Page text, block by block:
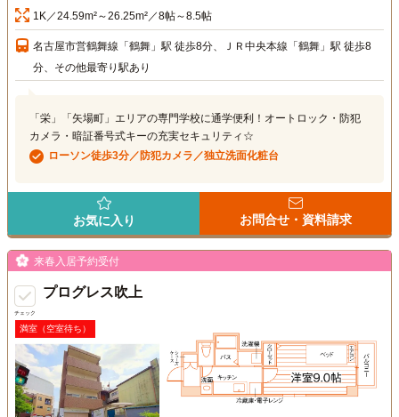
1K／24.59m²～26.25m²／8帖～8.5帖
名古屋市営鶴舞線「鶴舞」駅 徒歩8分、ＪＲ中央本線「鶴舞」駅 徒歩8
分、その他最寄り駅あり
「栄」「矢場町」エリアの専門学校に通学便利！オートロック・防犯
カメラ・暗証番号式キーの充実セキュリティ☆
ローソン徒歩3分／防犯カメラ／独立洗面化粧台
お気に入り お問合せ・資料請求
チェック
来春入居予約受付
プログレス吹上
満室（空室待ち）